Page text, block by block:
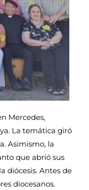
Mercedes,
La temática giró
Asimismo, la
que abrió sus
diócesis. Antes de
diocesanos.